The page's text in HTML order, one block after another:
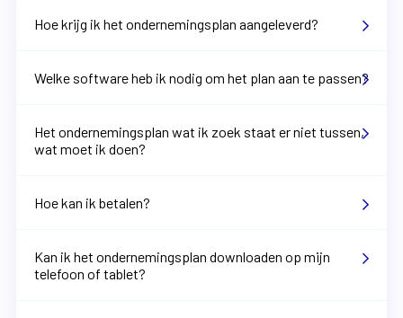
Hoe krijg ik het ondernemingsplan aangeleverd?
Welke software heb ik nodig om het plan aan te passen?
Het ondernemingsplan wat ik zoek staat er niet tussen,
wat moet ik doen?
Hoe kan ik betalen?
Kan ik het ondernemingsplan downloaden op mijn
telefoon of tablet?